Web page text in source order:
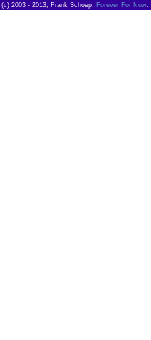
(c) 2003 - 2013, Frank Schoep, Forever For Now.